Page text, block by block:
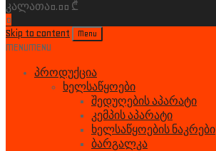
კალათა0.00 ₾
0
Skip to content
Menu
MENUMENU
პროდუქცია
ხელსაწყოები
შედუღების აპარატი
კემპის აპარატი
ხელსაწყოების ნაკრები
ბარგალკა